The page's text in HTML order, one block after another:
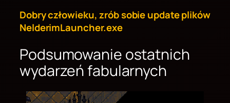
Dobry człowieku, zrób sobie update plików
NelderimLauncher.exe
Podsumowanie ostatnich
wydarzeń fabularnych